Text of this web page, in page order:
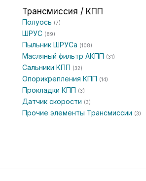
Трансмиссия / КПП
Полуось (7)
ШРУС (89)
Пыльник ШРУСа (108)
Масляный фильтр АКПП (31)
Сальники КПП (32)
Опорикрепления КПП (14)
Прокладки КПП (3)
Датчик скорости (3)
Прочие элементы Трансмиссии (3)